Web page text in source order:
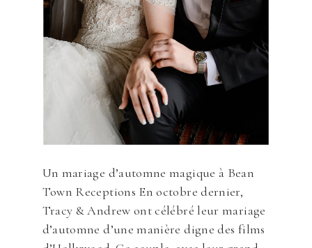
Un mariage d’automne magique à Bean
Town Receptions En octobre dernier,
Tracy & Andrew ont célébré leur mariage
d’automne d’une manière digne des films